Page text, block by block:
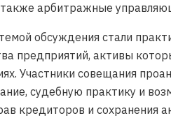
также арбитражные
обсуждения стали
предприятий, активы
Участники совещания
судебную практику и
кредиторов и сохранения